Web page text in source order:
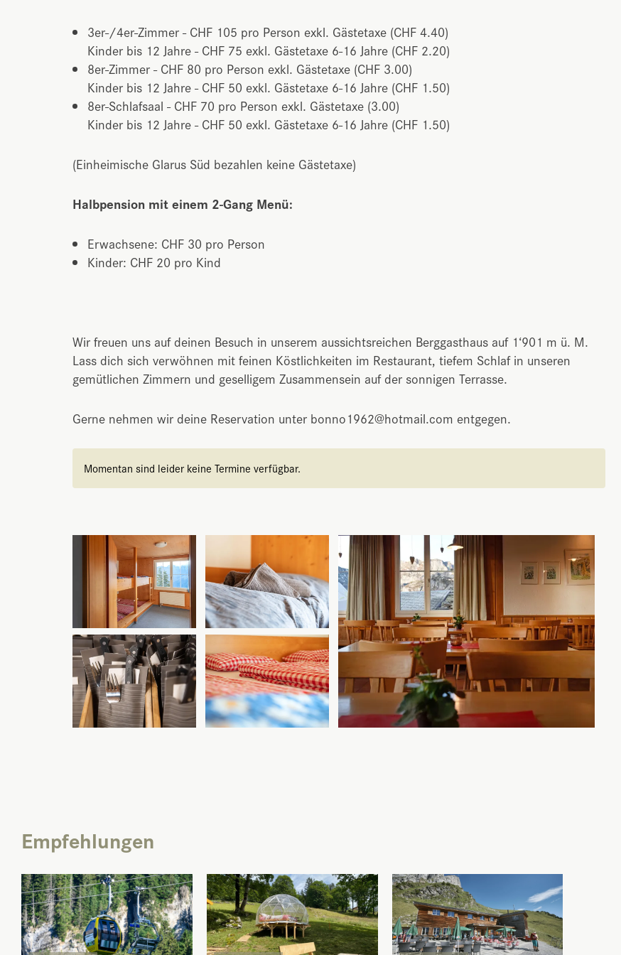
3er-/4er-Zimmer - CHF 105 pro Person exkl. Gästetaxe (CHF 4.40)
Kinder bis 12 Jahre - CHF 75 exkl. Gästetaxe 6-16 Jahre (CHF 2.20)
8er-Zimmer - CHF 80 pro Person exkl. Gästetaxe (CHF 3.00)
Kinder bis 12 Jahre - CHF 50 exkl. Gästetaxe 6-16 Jahre (CHF 1.50)
8er-Schlafsaal - CHF 70 pro Person exkl. Gästetaxe (3.00)
Kinder bis 12 Jahre - CHF 50 exkl. Gästetaxe 6-16 Jahre (CHF 1.50)
(Einheimische Glarus Süd bezahlen keine Gästetaxe)
Halbpension mit einem 2-Gang Menü:
Erwachsene: CHF 30 pro Person
Kinder: CHF 20 pro Kind
Wir freuen uns auf deinen Besuch in unserem aussichtsreichen Berggasthaus auf 1‘901 m ü. M.
Lass dich sich verwöhnen mit feinen Köstlichkeiten im Restaurant, tiefem Schlaf in unseren
gemütlichen Zimmern und geselligem Zusammensein auf der sonnigen Terrasse.
Gerne nehmen wir deine Reservation unter bonno1962@hotmail.com entgegen.
Momentan sind leider keine Termine verfügbar.
Empfehlungen